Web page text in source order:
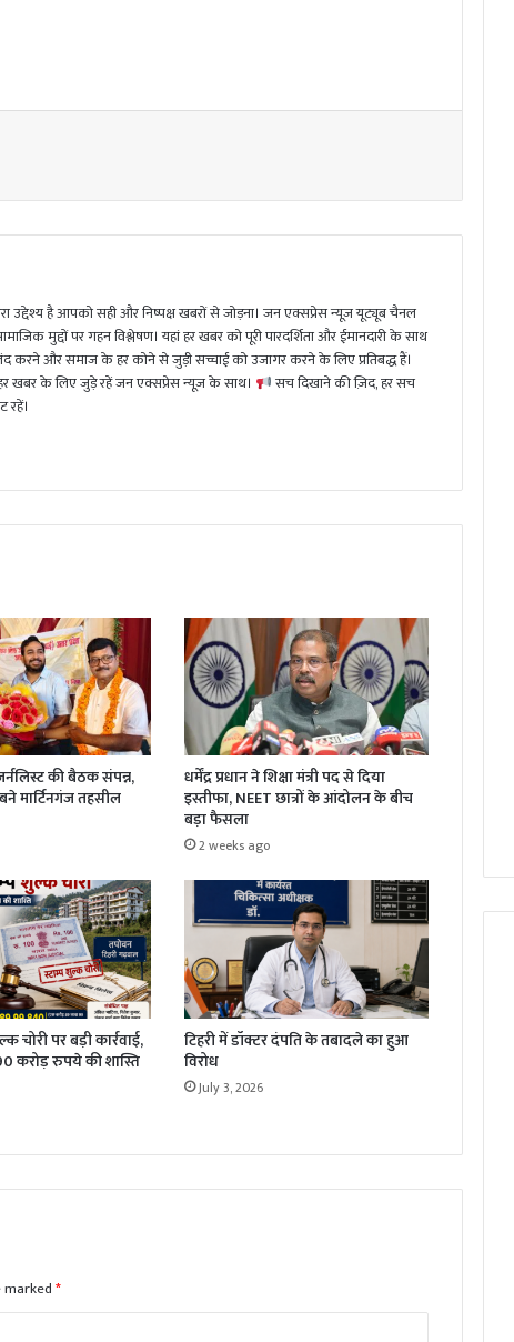
उद्देश्य है आपको सही और निष्पक्ष खबरों से जोड़ना। जन एक्सप्रेस न्यूज़ यूट्यूब चैनल
मुद्दों पर गहन विश्लेषण। यहां हर खबर को पूरी पारदर्शिता और ईमानदारी के साथ
और समाज के हर कोने से जुड़ी सच्चाई को उजागर करने के लिए प्रतिबद्ध हैं।
खबर के लिए जुड़े रहें जन एक्सप्रेस न्यूज़ के साथ।
सच दिखाने की ज़िद, हर सच
रहें।
की बैठक संपन्न,
मार्टिनगंज तहसील
धर्मेंद्र प्रधान ने शिक्षा मंत्री पद से दिया
इस्तीफा, NEET छात्रों के आंदोलन के बीच
बड़ा फैसला
2 weeks ago
चोरी पर बड़ी कार्रवाई,
करोड़ रुपये की शास्ति
टिहरी में डॉक्टर दंपति के तबादले का हुआ
विरोध
July 3, 2026
*